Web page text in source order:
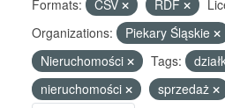
Formats: CSV RDF
Organizations:
Piekary Śląskie
Nieruchomości
Tags:
nieruchomości
sprzedaż